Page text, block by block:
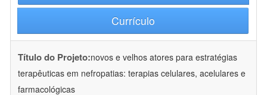
Currículo
Título do Projeto:novos e velhos atores para estratégias
terapêuticas em nefropatias: terapias celulares, acelulares e
farmacológicas